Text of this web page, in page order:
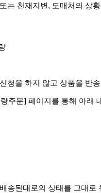
는 천재지변, 도매처의 상
청을 하지 않고 상품을 반
주문] 페이지를 통해 아래
송된대로의 상태를 그대로